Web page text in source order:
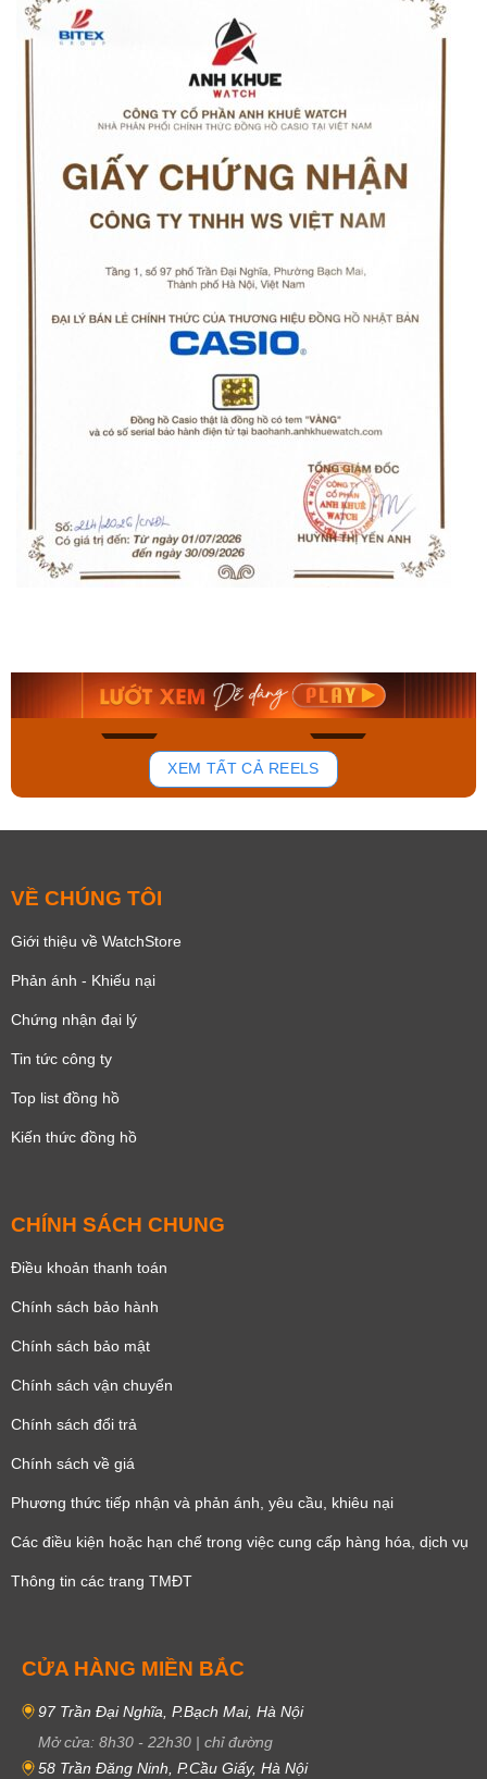
136
Mua ngay Mua ngay
XEM TẤT CẢ REELS
VỀ CHÚNG TÔI
Giới thiệu về WatchStore
Phản ánh - Khiếu nại
Chứng nhận đại lý
Tin tức công ty
Top list đồng hồ
Kiến thức đồng hồ
CHÍNH SÁCH CHUNG
Điều khoản thanh toán
Chính sách bảo hành
Chính sách bảo mật
Chính sách vận chuyển
Chính sách đổi trả
Chính sách về giá
Phương thức tiếp nhận và phản ánh, yêu cầu, khiêu nại
Các điều kiện hoặc hạn chế trong việc cung cấp hàng hóa, dịch vụ
Thông tin các trang TMĐT
CỬA HÀNG MIỀN BẮC
97 Trần Đại Nghĩa, P.Bạch Mai, Hà Nội
Mở cửa: 8h30 - 22h30 | chỉ đường
58 Trần Đăng Ninh, P.Cầu Giấy, Hà Nội